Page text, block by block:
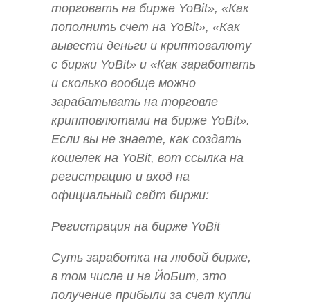
торговать на бирже YoBit», «Как
пополнить счет на YoBit», «Как
вывести деньги и криптовалюту
с биржи YoBit» и «Как заработать
и сколько вообще можно
зарабатывать на торговле
криптовлютами на бирже YoBit».
Если вы не знаете, как создать
кошелек на YoBit, вот ссылка на
регистрацию и вход на
официальный сайт биржи:
Регистрация на бирже YoBit
Суть заработка на любой бирже,
в том числе и на ЙоБит, это
получение прибыли за счет купли